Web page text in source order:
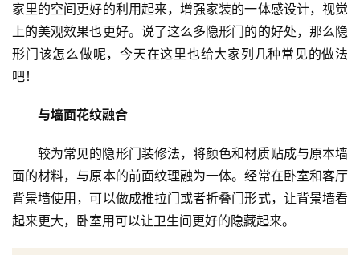
首
页
入
室
门
家里的空间更好的利用起来，增强家装的一体感设计，视觉
上的美观效果也更好。说了这么多隐形门的的好处，那么隐
形门该怎么做呢，今天在这里也给大家列几种常见的做法
吧！
与墙面花纹融合
较为常见的隐形门装修法，将颜色和材质贴成与原本墙
面的材料，与原本的前面纹理融为一体。经常在卧室和客厅
背景墙使用，可以做成推拉门或者折叠门形式，让背景墙看
起来更大，卧室用可以让卫生间更好的隐藏起来。